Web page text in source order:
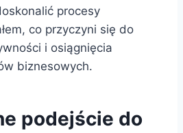
procesy
co przyczyni się do
i osiągnięcia
biznesowych.
podejście do